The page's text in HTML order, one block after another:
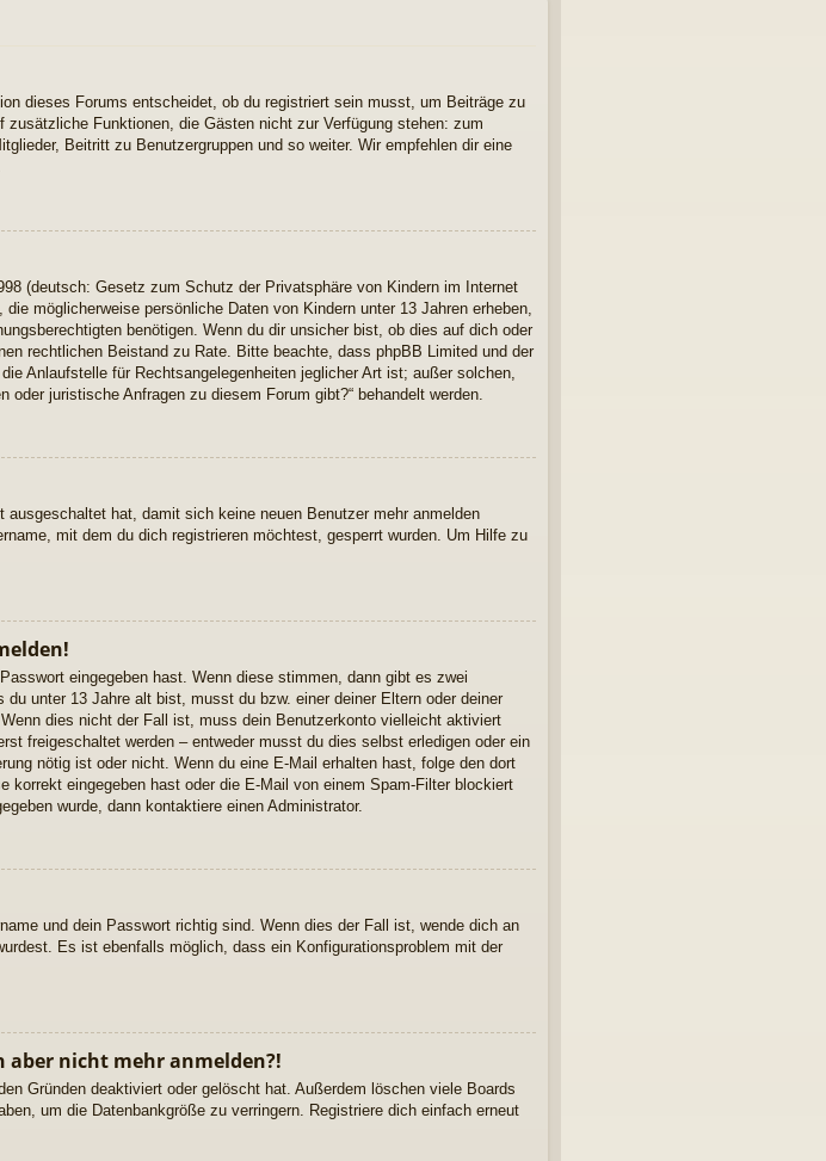
dieses Forums entscheidet, ob du registriert sein musst, um Beiträge zu
Funktionen, die Gästen nicht zur Verfügung stehen: zum
Beitritt zu Benutzergruppen und so weiter. Wir empfehlen dir eine
(deutsch: Gesetz zum Schutz der Privatsphäre von Kindern im Internet
möglicherweise persönliche Daten von Kindern unter 13 Jahren erheben,
benötigen. Wenn du dir unsicher bist, ob dies auf dich oder
rechtlichen Beistand zu Rate. Bitte beachte, dass phpBB Limited und der
Anlaufstelle für Rechtsangelegenheiten jeglicher Art ist; außer solchen,
juristische Anfragen zu diesem Forum gibt?“ behandelt werden.
hat, damit sich keine neuen Benutzer mehr anmelden
mit dem du dich registrieren möchtest, gesperrt wurden. Um Hilfe zu
eingegeben hast. Wenn diese stimmen, dann gibt es zwei
unter 13 Jahre alt bist, musst du bzw. einer deiner Eltern oder deiner
dies nicht der Fall ist, muss dein Benutzerkonto vielleicht aktiviert
freigeschaltet werden – entweder musst du dies selbst erledigen oder ein
nötig ist oder nicht. Wenn du eine E-Mail erhalten hast, folge den dort
korrekt eingegeben hast oder die E-Mail von einem Spam-Filter blockiert
wurde, dann kontaktiere einen Administrator.
und dein Passwort richtig sind. Wenn dies der Fall ist, wende dich an
Es ist ebenfalls möglich, dass ein Konfigurationsproblem mit der
nicht mehr anmelden?!
Gründen deaktiviert oder gelöscht hat. Außerdem löschen viele Boards
um die Datenbankgröße zu verringern. Registriere dich einfach erneut